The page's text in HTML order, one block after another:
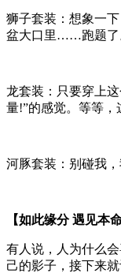
狮子套装：想象一
盆大口里……跑题了
龙套装：只要穿上
量!”的感觉。等等，
河豚套装：别碰我
【如此缘分 遇见本命
有人说，人为什么
己的影子，接下来